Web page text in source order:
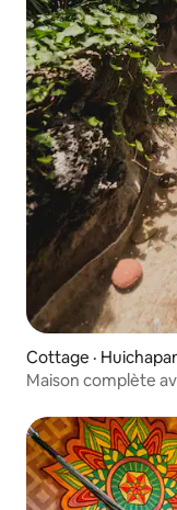
Cottage ·
Maison complète